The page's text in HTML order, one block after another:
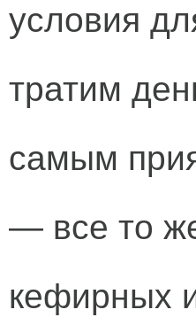
условия
тратим
самым
— все то
кефирных